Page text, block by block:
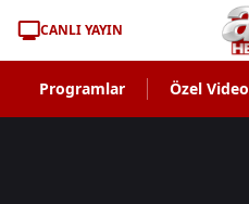
CANLI YAYIN
Programlar Özel Video